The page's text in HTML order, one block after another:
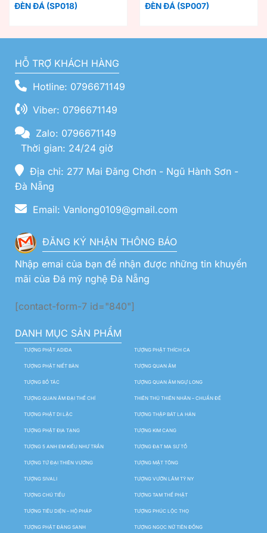
ĐÈN ĐÁ (SP018) ĐÈN ĐÁ (SP007)
HỖ TRỢ KHÁCH HÀNG
Hotline: 0796671149
Viber: 0796671149
Zalo: 0796671149
Thời gian: 24/24 giờ
Địa chỉ: 277 Mai Đăng Chơn - Ngũ Hành Sơn -
Đà Nẵng
Email: Vanlong0109@gmail.com
ĐĂNG KÝ NHẬN THÔNG BÁO
Nhập emai của bạn để nhận được những tin khuyến
mãi của Đá mỹ nghệ Đà Nẵng
[contact-form-7 id="840"]
DANH MỤC SẢN PHẨM
TƯỢNG PHẬT ADIDA TƯỢNG PHẬT THÍCH CA
TƯỢNG PHẬT NIẾT BÀN TƯỢNG QUAN ÂM
TƯỢNG BỒ TÁC TƯỢNG QUAN ÂM NGỰ LONG
TƯỢNG QUAN ÂM ĐẠI THẾ CHÍ THIÊN THỦ THIÊN NHÃN – CHUẨN ĐỀ
TƯỢNG PHẬT DI LẶC TƯỢNG THẬP BÁT LA HÁN
TƯỢNG PHẬT ĐỊA TẠNG TƯỢNG KIM CANG
TƯỢNG 5 ANH EM KIỀU NHƯ TRẦN TƯỢNG ĐẠT MA SƯ TỔ
TƯỢNG TỨ ĐẠI THIÊN VƯƠNG TƯỢNG MẬT TÔNG
TƯỢNG SIVALI TƯỢNG VƯỜN LÂM TỲ NY
TƯỢNG CHÚ TIỂU TƯỢNG TAM THẾ PHẬT
TƯỢNG TIÊU DIỆN – HỘ PHÁP TƯỢNG PHÚC LỘC THỌ
TƯỢNG PHẬT ĐẢNG SANH TƯỢNG NGỌC NỮ TIÊN ĐỒNG